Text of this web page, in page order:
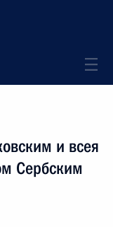
и всея
Сербским